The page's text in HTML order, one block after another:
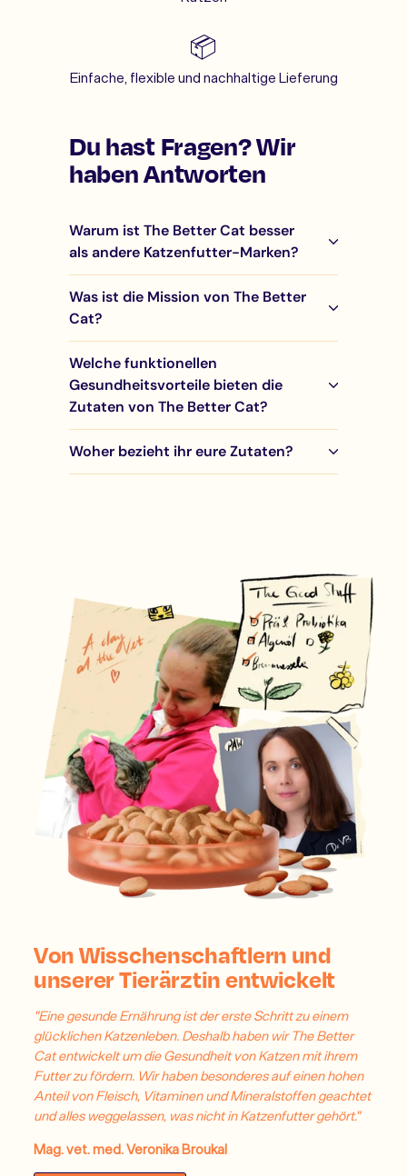
📦
Einfache, flexible und nachhaltige Lieferung
Du hast Fragen? Wir
haben Antworten
Warum ist The Better Cat besser
als andere Katzenfutter-Marken?
Was ist die Mission von The Better
Cat?
Welche funktionellen
Gesundheitsvorteile bieten die
Zutaten von The Better Cat?
Woher bezieht ihr eure Zutaten?
Von Wisschenschaftlern und
unserer Tierärztin entwickelt
"Eine gesunde Ernährung ist der erste Schritt zu einem
glücklichen Katzenleben. Deshalb haben wir The Better
Cat entwickelt um die Gesundheit von Katzen mit ihrem
Futter zu fördern. Wir haben besonderes auf einen hohen
Anteil von Fleisch, Vitaminen und Mineralstoffen geachtet
und alles weggelassen, was nicht in Katzenfutter gehört."
Mag. vet. med. Veronika Broukal